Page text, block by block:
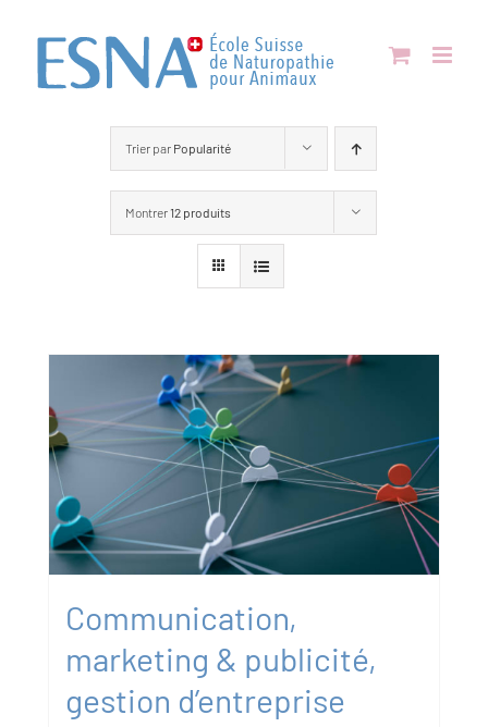
contenu
Trier par Popularité
Montrer 12 produits
Communication,
marketing & publicité,
gestion d’entreprise